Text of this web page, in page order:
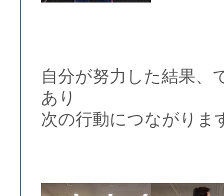
自分が努力した結果、
あり
次の行動につながりま